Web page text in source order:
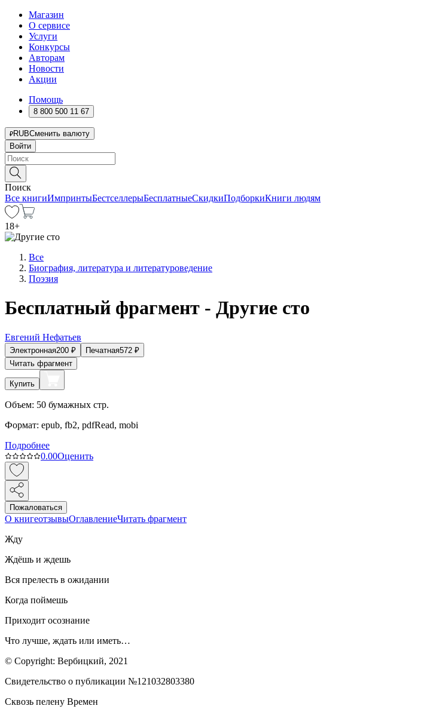
Магазин
О сервисе
Услуги
Конкурсы
Авторам
Новости
Акции
Помощь
8 800 500 11 67
RUBСменить валюту
Войти
Поиск
Все книгиИмпринтыБестселлерыБесплатныеСкидкиПодборкиКниги людям
18+
Все
Биография, литература и литературоведение
Поэзия
Бесплатный фрагмент - Другие сто
Евгений Нефатьев
Электронная200 ₽ Печатная572 ₽
Читать фрагмент
Купить
Объем: 50 бумажных стр.
Формат: epub, fb2, pdfRead, mobi
Подробнее
0.00Оценить
Пожаловаться
О книгеотзывыОглавлениеЧитать фрагмент
Жду
Ждёшь и ждешь
Вся прелесть в ожидании
Когда поймешь
Приходит осознание
Что лучше, ждать или иметь…
© Copyright: Вербицкий, 2021
Свидетельство о публикации №121032803380
Сквозь пелену Времен